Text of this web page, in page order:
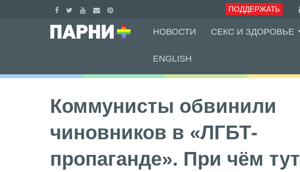
ПОДДЕРЖАТЬ
НОВОСТИ СЕКС И ЗДОРОВЬЕ
ENGLISH
Коммунисты обвинили
чиновников в «ЛГБТ-
пропаганде». При чём тут